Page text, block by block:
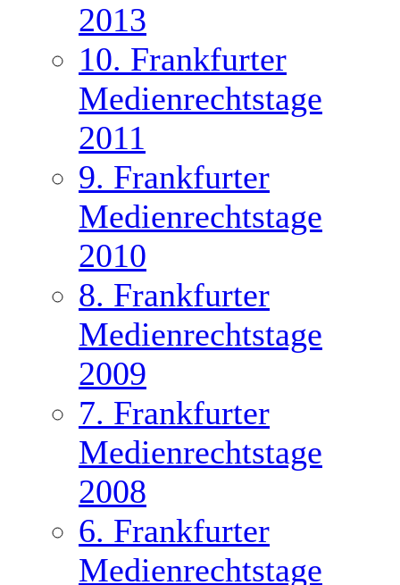
2013
10. Frankfurter
Medienrechtstage
2011
9. Frankfurter
Medienrechtstage
2010
8. Frankfurter
Medienrechtstage
2009
7. Frankfurter
Medienrechtstage
2008
6. Frankfurter
Medienrechtstage